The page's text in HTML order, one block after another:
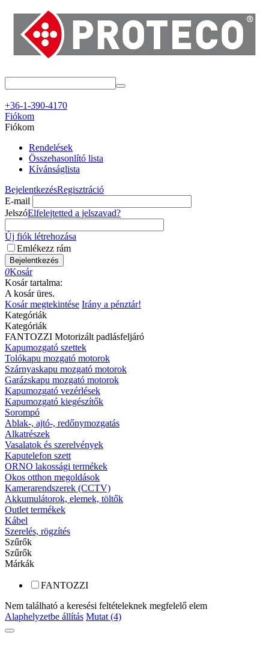
+36-1-390-4170
Fiókom
Fiókom
Rendelések
Összehasonlító lista
Kívánságlista
BejelentkezésRegisztráció
E-mail
JelszóElfelejtetted a jelszavad?
Új fiók létrehozása
Emlékezz rám
Bejelentkezés
0Kosár
Kosár tartalma:
A kosár üres.
Kosár megtekintése Irány a pénztár!
Kategóriák
Kategóriák
FANTOZZI Motorizált padlásfeljáró
Kapumozgató szettek
Tolókapu mozgató motorok
Szárnyaskapu mozgató motorok
Garázskapu mozgató motorok
Kapumozgató vezérlések
Kapumozgató kiegészítők
Sorompó
Ablak-, ajtó-, redőnymozgatás
Alkatrészek
Vasalatok és szerelvények
Kaputelefon szett
ORNO lakossági termékek
Okos otthon megoldások
Kamerarendszerek (CCTV)
Akkumulátorok, elemek, töltők
Outlet termékek
Kábel
Szerelés, rögzítés
Szűrők
Szűrők
Márkák
FANTOZZI
Nem található a keresési feltételeknek megfelelő elem
Alaphelyzetbe állítás Mutat (4)